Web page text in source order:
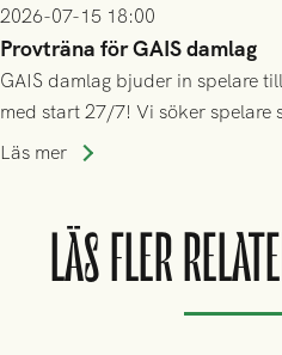
2026-07-15 18:00
Provträna för GAIS damlag
GAIS damlag bjuder in spelare
med start 27/7! Vi söker spelare
division 3-nivå.
Läs mer
LÄS FLER